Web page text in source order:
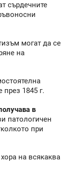
сърдечните
могат да се
на
1845 г.
в
патологичен
при
на всякаква